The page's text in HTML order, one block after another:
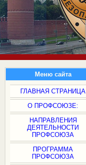
Меню сайта
ГЛАВНАЯ СТРАНИЦА
О ПРОФСОЮЗЕ:
НАПРАВЛЕНИЯ
ДЕЯТЕЛЬНОСТИ
ПРОФСОЮЗА
ПРОГРАММА
ПРОФСОЮЗА